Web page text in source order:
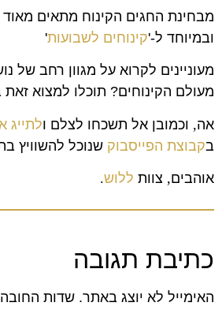
מבחינת החגים הקינוח מתאים מאוד
ובמיוחד ל-'קינוחים לשבועות'
מעוניינים לקרוא על מגוון רחב של
מעולם הקינוחים? תוכלו למצוא זאת
אה, וכמובן אל תשכחו לצלם ולתייג
בקבוצת הפייסבוק שנוכל להשוויץ
אוהבים, צוות ללוש.
כתיבת תגובה
האימייל לא יוצג באתר. שדות